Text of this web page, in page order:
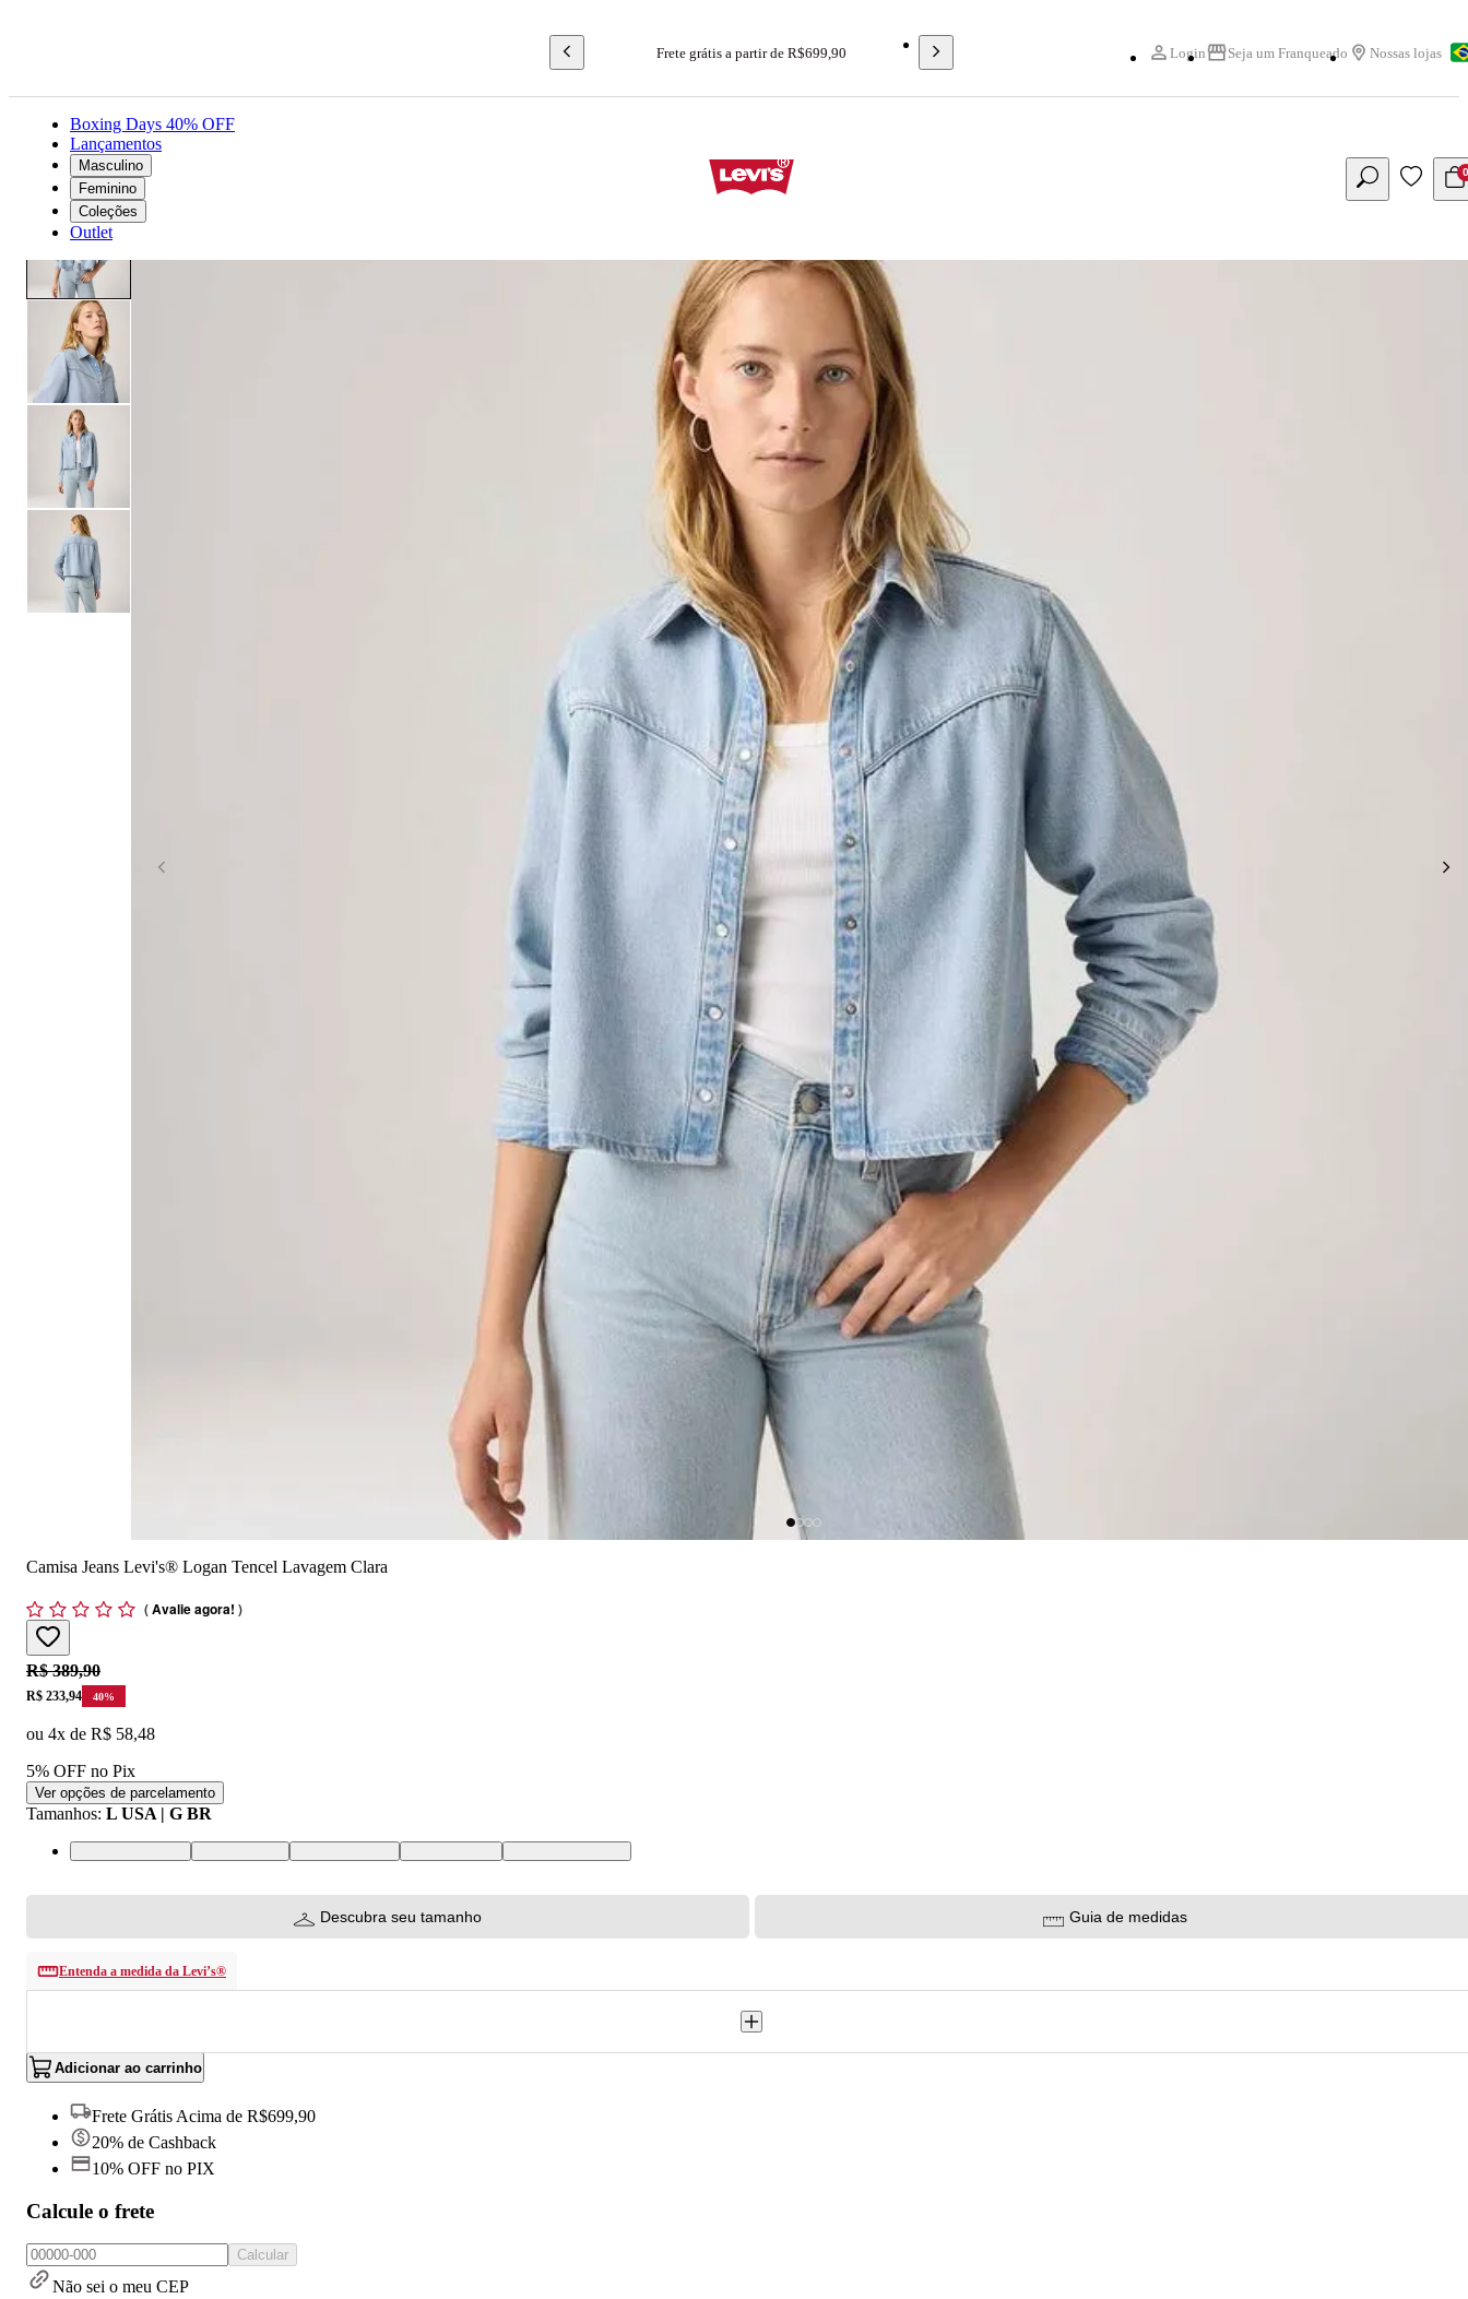
Frete grátis a partir de R$699,90 Login Seja um Franqueado Nossas lojas
Boxing Days 40% OFF
Lançamentos
Masculino
Feminino
Coleções
Outlet
0
Feminino
Camisa Jeans Levi's® Logan Tencel Lavagem Clara
(Avalie agora! )
Original price:
R$ 389,90
Price:
R$ 233,94 40%
ou 4x de R$ 58,48
5% OFF no Pix
Ver opções de parcelamento
Tamanhos: L USA | G BR
XS USA | PP BRS USA | P BRM USA | M BRL USA | G BRXL USA | GG BR
Descubra seu tamanho Guia de medidas
Entenda a medida da Levi’s®
Adicionar ao carrinho
Frete Grátis Acima de R$699,90
20% de Cashback
10% OFF no PIX
Calcule o frete
Calcular
Não sei o meu CEP